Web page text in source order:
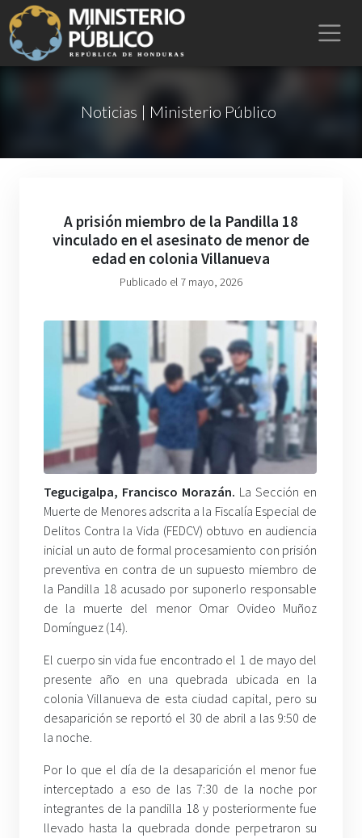
Noticias | Ministerio Público
A prisión miembro de la Pandilla 18
vinculado en el asesinato de menor de
edad en colonia Villanueva
Publicado el 7 mayo, 2026
Tegucigalpa, Francisco Morazán. La Sección en
Muerte de Menores adscrita a la Fiscalía Especial de
Delitos Contra la Vida (FEDCV) obtuvo en audiencia
inicial un auto de formal procesamiento con prisión
preventiva en contra de un supuesto miembro de
la Pandilla 18 acusado por suponerlo responsable
de la muerte del menor Omar Ovideo Muñoz
Domínguez (14).
El cuerpo sin vida fue encontrado el 1 de mayo del
presente año en una quebrada ubicada en la
colonia Villanueva de esta ciudad capital, pero su
desaparición se reportó el 30 de abril a las 9:50 de
la noche.
Por lo que el día de la desaparición el menor fue
interceptado a eso de las 7:30 de la noche por
integrantes de la pandilla 18 y posteriormente fue
llevado hasta la quebrada donde perpetraron su